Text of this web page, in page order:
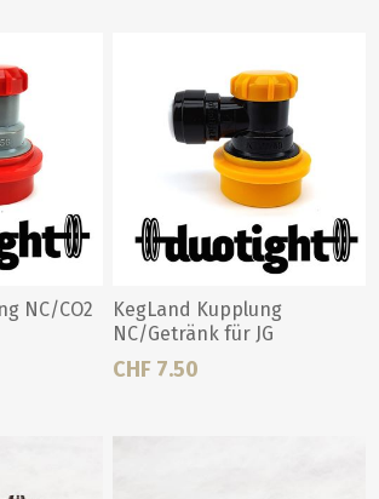
NC/CO2
KegLand Kupplung
NC/Getränk für JG
CHF 7.50